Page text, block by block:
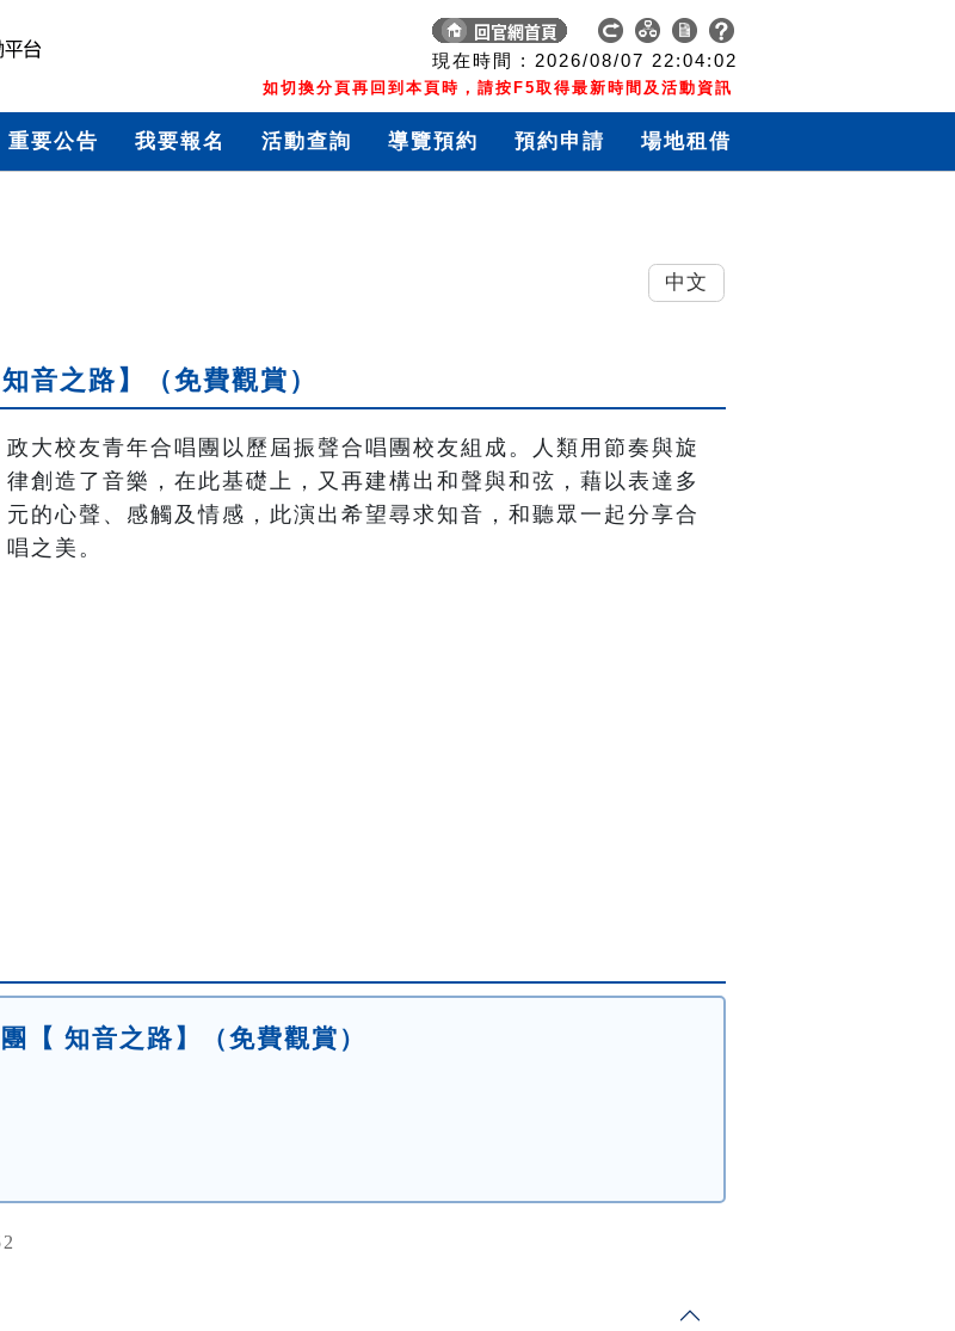
現在時間 : 2026/08/07 22:04:03
如切換分頁再回到本頁時，請按F5取得最新時間及活動資訊
重要公告 我要報名 活動查詢 導覽預約 預約申請 場地租借
音之路】（免費觀賞）
政大校友青年合唱團以歷屆振聲合唱團校友組成。人類用節奏與旋
律創造了音樂，在此基礎上，又再建構出和聲與和弦，藉以表達多
元的心聲、感觸及情感，此演出希望尋求知音，和聽眾一起分享合
唱之美。
【 知音之路】（免費觀賞）